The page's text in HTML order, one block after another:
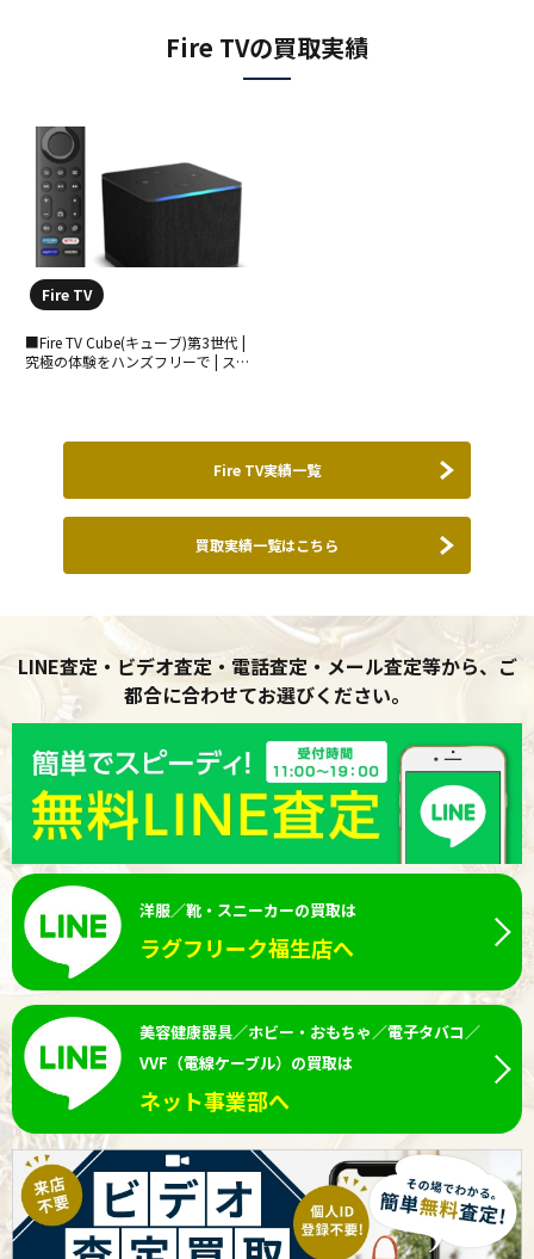
Fire TVの買取実績
Fire TV
■Fire TV Cube(キューブ)第3世代 |
究極の体験をハンズフリーで | スト
Fire TV実績一覧
買取実績一覧はこちら
LINE査定・ビデオ査定・電話査定・メール査定等から、ご
都合に合わせてお選びください。
洋服／靴・スニーカーの買取は
ラグフリーク福生店へ
美容健康器具／ホビー・おもちゃ／電子タバコ／
VVF（電線ケーブル）の買取は
ネット事業部へ